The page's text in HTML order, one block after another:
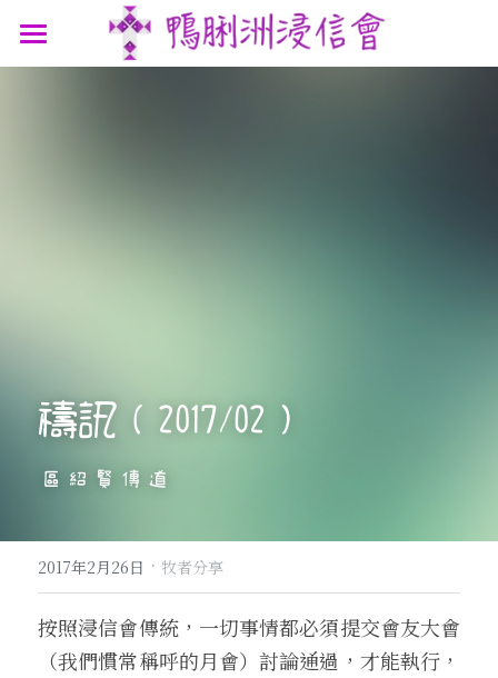
最新消息
禱訊（2017/02）
區紹賢傳道
2017年2月26日 · 牧者分享
按照浸信會傳統，一切事情都必須提交會友大會
（我們慣常稱呼的月會）討論通過，才能執行，